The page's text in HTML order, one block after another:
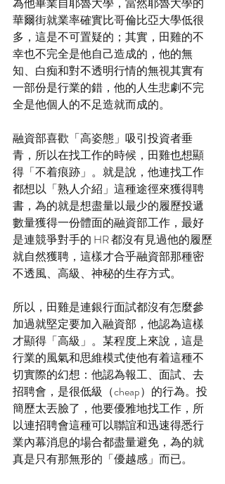
華爾街就業率確實比哥倫比亞大學低很
多，這是不可置疑的；其實，田雞的不
幸也不完全是他自己造成的，他的無
知、白痴和對不透明行情的無視其實有
一部份是行業的錯，他的人生悲劇不完
全是他個人的不足造就而成的。
融資部喜歡「高姿態」吸引投資者垂
青，所以在找工作的時候，田雞也想顯
得「不着痕跡」。就是說，他連找工作
都想以「熟人介紹」這種途徑來獲得聘
書，為的就是想盡量以最少的履歷投遞
數量獲得一份體面的融資部工作，最好
是連競爭對手的 HR 都沒有見過他的履歷
就自然獲聘，這樣才合乎融資部那種密
不透風、高級、神秘的生存方式。
所以，田雞是連銀行面試都沒有怎麼參
加過就堅定要加入融資部，他認為這樣
才顯得「高級」。某程度上來說，這是
行業的風氣和思維模式使他有着這種不
切實際的幻想：他認為報工、面試、去
招聘會，是很低級（cheap）的行為。投
簡歷太丟臉了，他要優雅地找工作，所
以連招聘會這種可以聯誼和迅速得悉行
業內幕消息的場合都盡量避免，為的就
真是只有那無形的「優越感」而已。